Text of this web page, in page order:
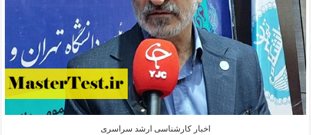
اخبار کارشناسی ارشد سراسری